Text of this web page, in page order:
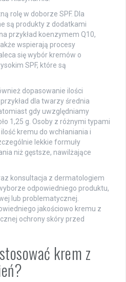
rolę w doborze SPF. Dla
są produkty z dodatkami
przykład koenzymem Q10,
wspierają procesy
się wybór kremów o
SPF, które są
dopasowanie ilości
dla twarzy średnia
gdy uwzględniamy
1,25 g. Osoby z różnymi typami
kremu do wchłaniania i
lekkie formuły
niż gęstsze, nawilżające
konsultacja z dermatologiem
odpowiedniego produktu,
lub problematycznej.
jakościowo kremu z
ochrony skóry przed
krem z